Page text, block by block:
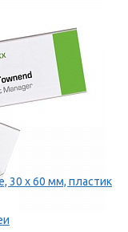
30 х 60 мм, пластик